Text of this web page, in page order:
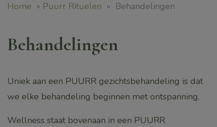
Home » Puurr Rituelen » Behandelingen
Behandelingen
Uniek aan een PUURR gezichtsbehandeling is dat
we elke behandeling beginnen met ontspanning.
Wellness staat bovenaan in een PUURR